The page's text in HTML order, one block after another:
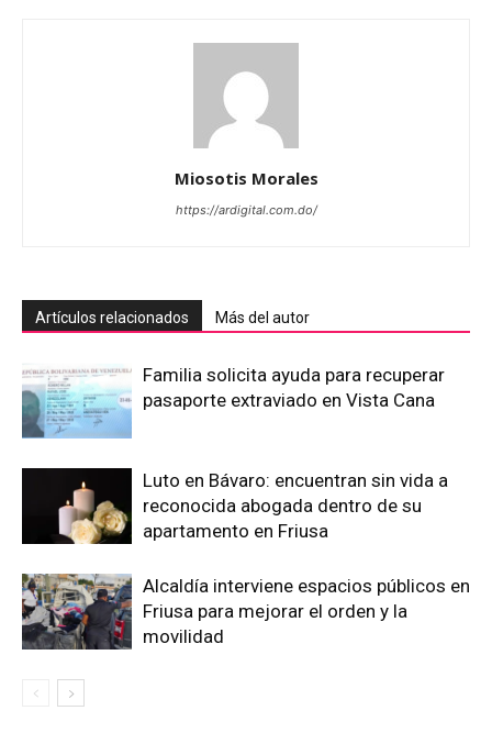
Miosotis Morales
https://ardigital.com.do/
Artículos relacionados Más del autor
Familia solicita ayuda para recuperar
pasaporte extraviado en Vista Cana
Luto en Bávaro: encuentran sin vida a
reconocida abogada dentro de su
apartamento en Friusa
Alcaldía interviene espacios públicos en
Friusa para mejorar el orden y la
movilidad